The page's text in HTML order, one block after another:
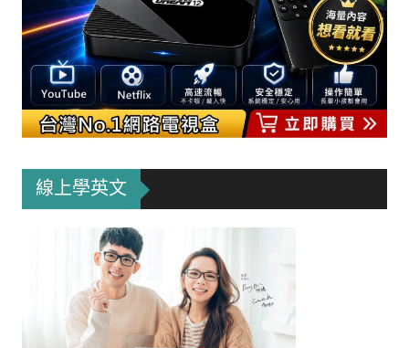
線上學英文